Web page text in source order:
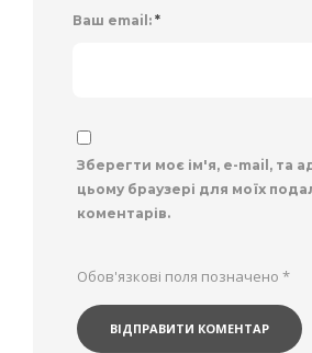
Ваш email: *
Зберегти моє ім'я, e-mail, та
цьому браузері для моїх
коментарів.
Обов'язкові поля позначено *